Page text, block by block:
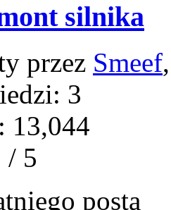
silnika
przez Smeef
3
13,044
/ 5
posta